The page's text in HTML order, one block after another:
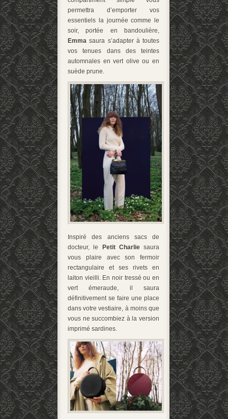
permettra d’emporter vos
essentiels la journée comme le
soir, portée en bandoulière,
Emma saura s’adapter à toutes
vos tenues dans des teintes
automnales en vert olive ou en
suède prune.
Inspiré des anciens sacs de
docteur, le Petit Charliesaura
vous plaire avec son fermoir
rectangulaire et ses rivets en
laiton vieilli. En noir tressé ou en
vert émeraude, il saura
définitivement se faire une place
dans votre vestiaire, à moins que
vous ne succombiez à la version
imprimé sardines.